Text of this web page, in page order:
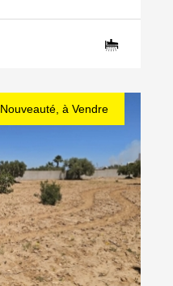
Nouveauté, à Vendre